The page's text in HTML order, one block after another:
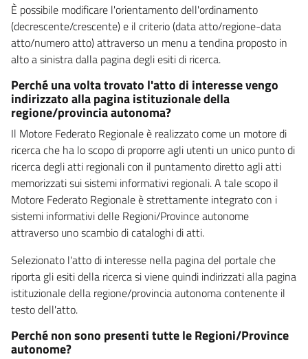
È possibile modificare l'orientamento dell'ordinamento
(decrescente/crescente) e il criterio (data atto/regione-data
atto/numero atto) attraverso un menu a tendina proposto in
alto a sinistra dalla pagina degli esiti di ricerca.
Perché una volta trovato l'atto di interesse vengo
indirizzato alla pagina istituzionale della
regione/provincia autonoma?
Il Motore Federato Regionale è realizzato come un motore di
ricerca che ha lo scopo di proporre agli utenti un unico punto di
ricerca degli atti regionali con il puntamento diretto agli atti
memorizzati sui sistemi informativi regionali. A tale scopo il
Motore Federato Regionale è strettamente integrato con i
sistemi informativi delle Regioni/Province autonome
attraverso uno scambio di cataloghi di atti.
Selezionato l'atto di interesse nella pagina del portale che
riporta gli esiti della ricerca si viene quindi indirizzati alla pagina
istituzionale della regione/provincia autonoma contenente il
testo dell'atto.
Perché non sono presenti tutte le Regioni/Province
autonome?